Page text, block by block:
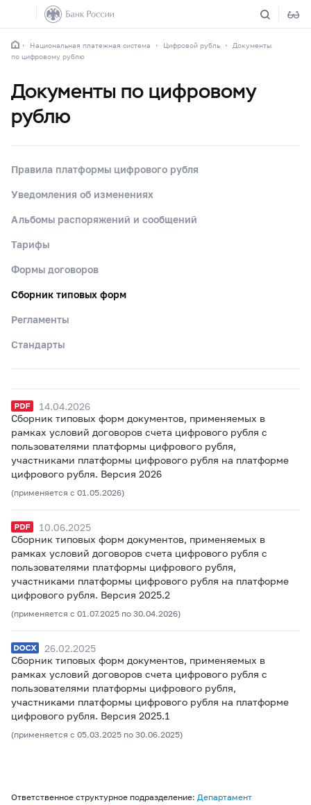
Национальная платежная система Цифровой рубль
Документы
по цифровому рублю
Документы по цифровому
рублю
Правила платформы цифрового рубля
Уведомления об изменениях
Альбомы распоряжений и сообщений
Тарифы
Формы договоров
Сборник типовых форм
Регламенты
Стандарты
14.04.2026
Сборник типовых форм документов, применяемых в
рамках условий договоров счета цифрового рубля с
пользователями платформы цифрового рубля,
участниками платформы цифрового рубля на платформе
цифрового рубля. Версия 2026
(применяется с 01.05.2026)
10.06.2025
Сборник типовых форм документов, применяемых в
рамках условий договоров счета цифрового рубля с
пользователями платформы цифрового рубля,
участниками платформы цифрового рубля на платформе
цифрового рубля. Версия 2025.2
(применяется с 01.07.2025 по 30.04.2026)
26.02.2025
Сборник типовых форм документов, применяемых в
рамках условий договоров счета цифрового рубля с
пользователями платформы цифрового рубля,
участниками платформы цифрового рубля на платформе
цифрового рубля. Версия 2025.1
(применяется с 05.03.2025 по 30.06.2025)
Ответственное структурное подразделение: Департамент